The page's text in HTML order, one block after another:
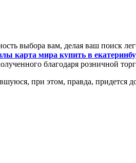
выбора вам, делая ваш поиск
карта мира купить в
благодаря розничной
при этом, правда, придется